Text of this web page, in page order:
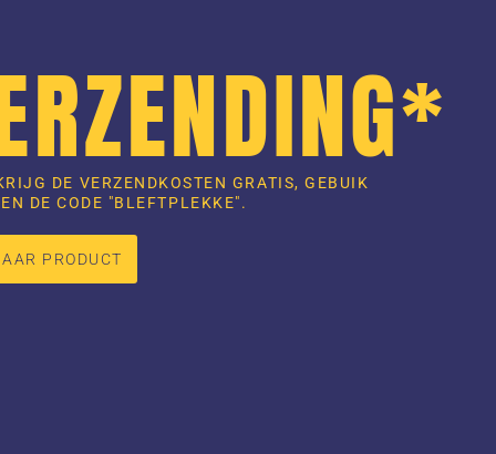
DE VERZENDKOSTEN GRATIS, GEBUIK
DE CODE "BLEFTPLEKKE".
PRODUCT